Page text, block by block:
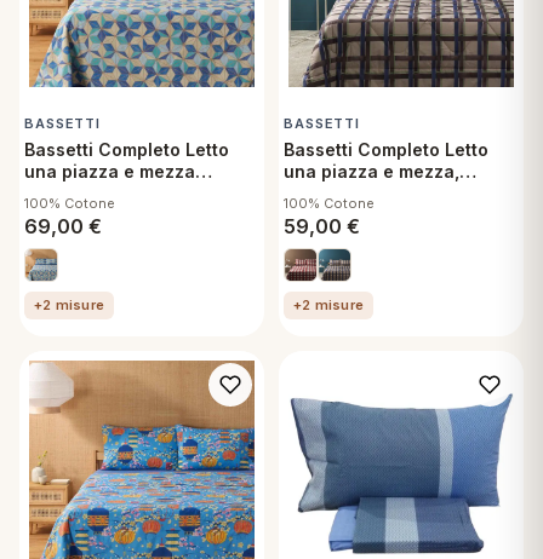
e Pigiami
BASSETTI
Bassetti Completo Letto
una piazza e mezza
sopra, sotto con angoli e
federe
100% Cotone
69,00 €
+2 misure
BASSETTI
Bassetti Completo Letto
una piazza e mezza,
sotto con angoli e federa
100% Cotone
59,00 €
+2 misure